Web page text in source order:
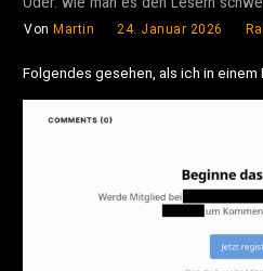
Von Martin 24. Januar 2026
Folgendes gesehen, als ich in